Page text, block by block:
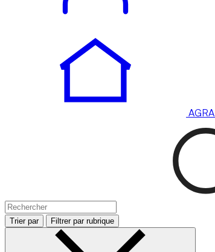
AGRA
Trier par Filtrer par rubrique